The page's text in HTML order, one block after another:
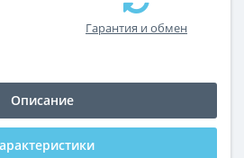
Гарантия и обмен
Описание